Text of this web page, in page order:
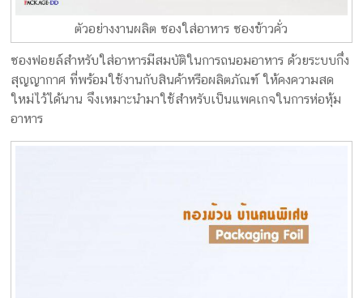
ตัวอย่างงานผลิต ซองใส่อาหาร ซองข้าวคั่ว
ซองฟอยล์สำหรับใส่อาหารมีสมบัติในการถนอมอาหาร ด้วยระบบกึ่ง
สุญญากาศ ที่พร้อมใช้งานกับสินค้าหรือผลิตภัณฑ์ ให้คงความสด
ใหม่ไว้ได้นาน จึงเหมาะนำมาใช้สำหรับเป็นแพคเกจในการห่อหุ้ม
อาหาร